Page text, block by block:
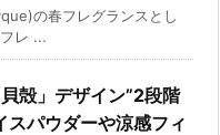
の春フレグランスとし
レ ...
殻」デザイン”2段階
スパウダーや涼感フィ